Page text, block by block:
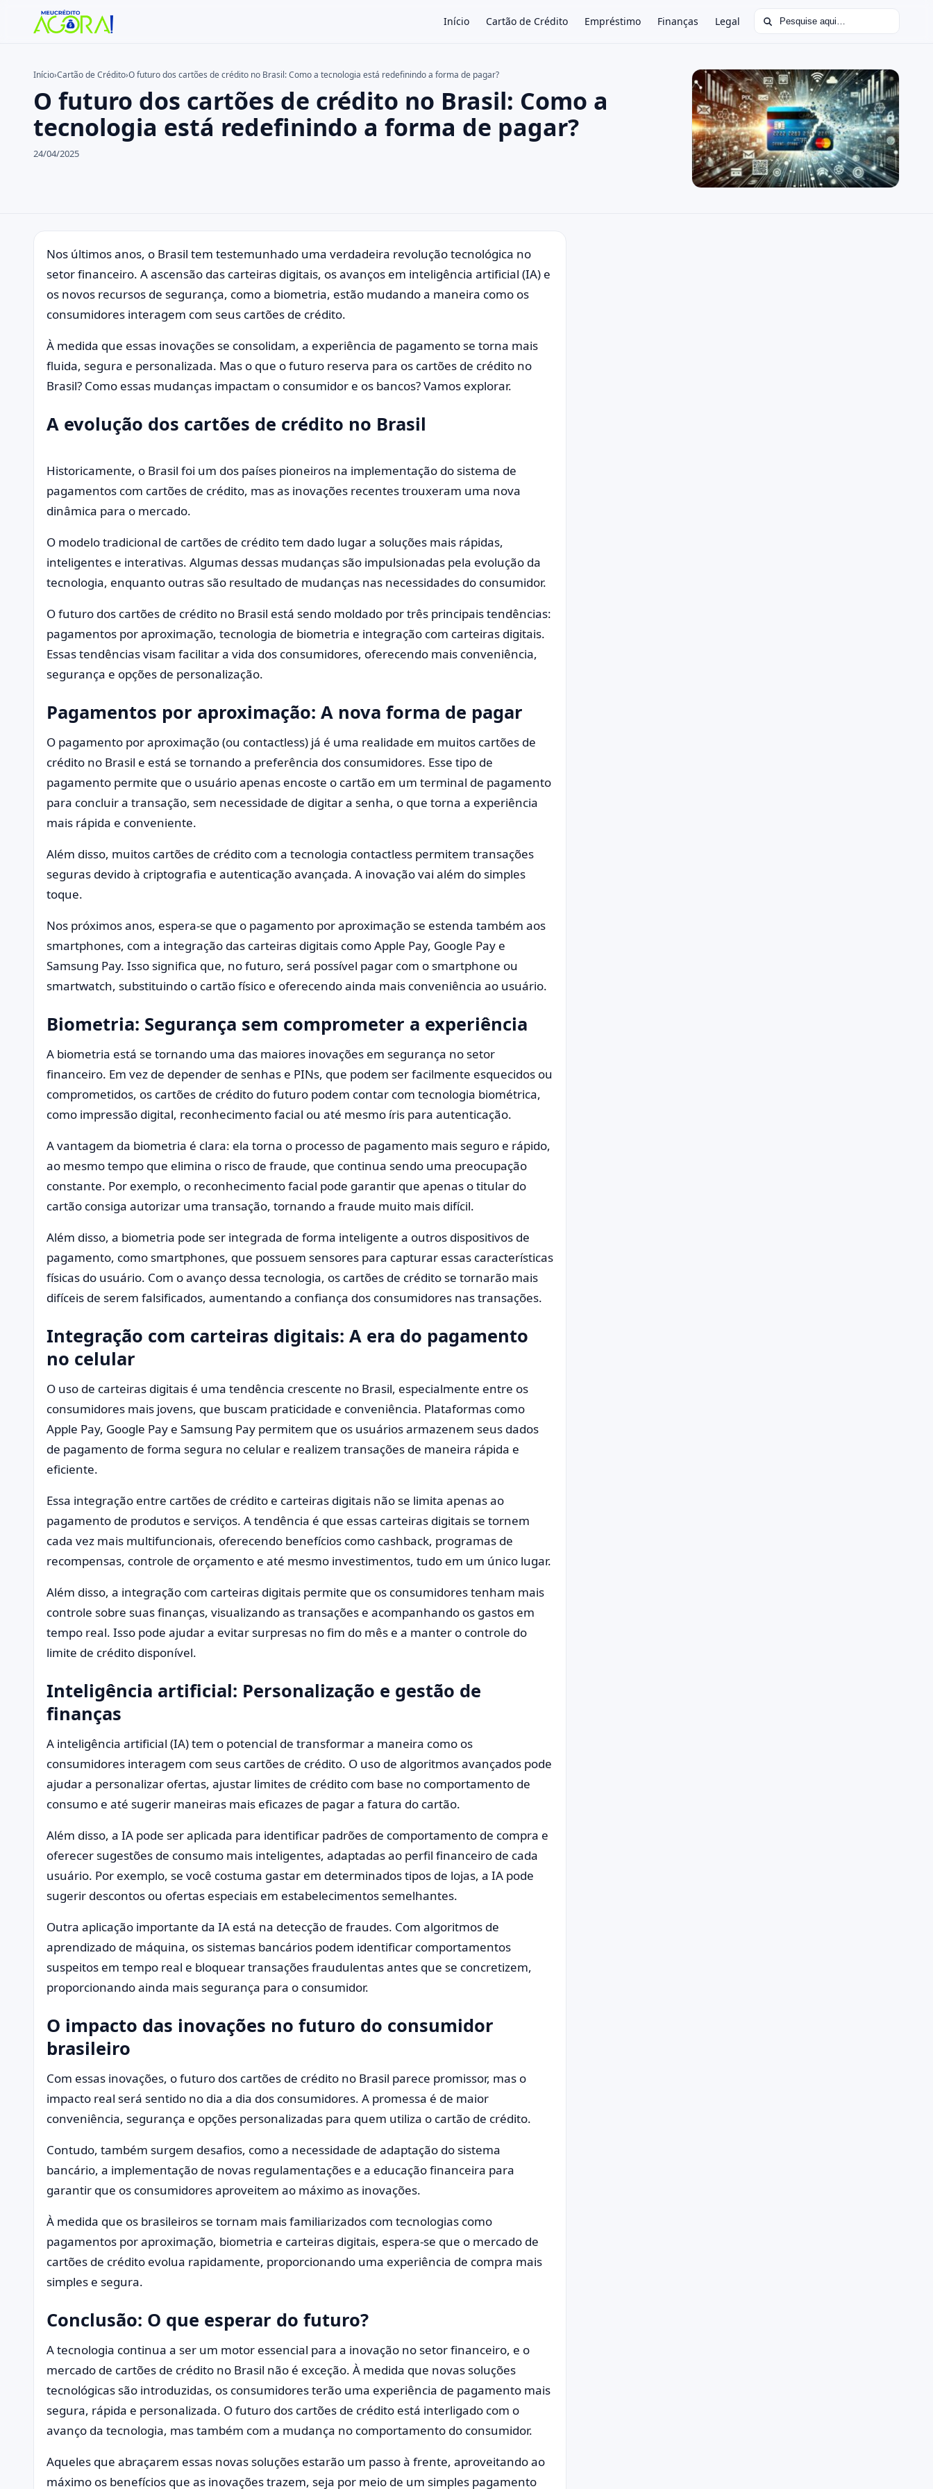
Início Cartão de Crédito Empréstimo Finanças Legal Buscar por:
Buscar no site ×
Buscar por:
Pressione Enter para buscar ou ESC para fechar.
Início›Cartão de Crédito›O futuro dos cartões de crédito no Brasil: Como a tecnologia está redefinindo a forma de pagar?
O futuro dos cartões de crédito no Brasil: Como a
tecnologia está redefinindo a forma de pagar?
24/04/2025
Nos últimos anos, o Brasil tem testemunhado uma verdadeira revolução tecnológica no
setor financeiro. A ascensão das carteiras digitais, os avanços em inteligência artificial (IA) e
os novos recursos de segurança, como a biometria, estão mudando a maneira como os
consumidores interagem com seus cartões de crédito.
À medida que essas inovações se consolidam, a experiência de pagamento se torna mais
fluida, segura e personalizada. Mas o que o futuro reserva para os cartões de crédito no
Brasil? Como essas mudanças impactam o consumidor e os bancos? Vamos explorar.
A evolução dos cartões de crédito no Brasil
Historicamente, o Brasil foi um dos países pioneiros na implementação do sistema de
pagamentos com cartões de crédito, mas as inovações recentes trouxeram uma nova
dinâmica para o mercado.
O modelo tradicional de cartões de crédito tem dado lugar a soluções mais rápidas,
inteligentes e interativas. Algumas dessas mudanças são impulsionadas pela evolução da
tecnologia, enquanto outras são resultado de mudanças nas necessidades do consumidor.
O futuro dos cartões de crédito no Brasil está sendo moldado por três principais tendências:
pagamentos por aproximação, tecnologia de biometria e integração com carteiras digitais.
Essas tendências visam facilitar a vida dos consumidores, oferecendo mais conveniência,
segurança e opções de personalização.
Pagamentos por aproximação: A nova forma de pagar
O pagamento por aproximação (ou contactless) já é uma realidade em muitos cartões de
crédito no Brasil e está se tornando a preferência dos consumidores. Esse tipo de
pagamento permite que o usuário apenas encoste o cartão em um terminal de pagamento
para concluir a transação, sem necessidade de digitar a senha, o que torna a experiência
mais rápida e conveniente.
Além disso, muitos cartões de crédito com a tecnologia contactless permitem transações
seguras devido à criptografia e autenticação avançada. A inovação vai além do simples
toque.
Nos próximos anos, espera-se que o pagamento por aproximação se estenda também aos
smartphones, com a integração das carteiras digitais como Apple Pay, Google Pay e
Samsung Pay. Isso significa que, no futuro, será possível pagar com o smartphone ou
smartwatch, substituindo o cartão físico e oferecendo ainda mais conveniência ao usuário.
Biometria: Segurança sem comprometer a experiência
A biometria está se tornando uma das maiores inovações em segurança no setor
financeiro. Em vez de depender de senhas e PINs, que podem ser facilmente esquecidos ou
comprometidos, os cartões de crédito do futuro podem contar com tecnologia biométrica,
como impressão digital, reconhecimento facial ou até mesmo íris para autenticação.
A vantagem da biometria é clara: ela torna o processo de pagamento mais seguro e rápido,
ao mesmo tempo que elimina o risco de fraude, que continua sendo uma preocupação
constante. Por exemplo, o reconhecimento facial pode garantir que apenas o titular do
cartão consiga autorizar uma transação, tornando a fraude muito mais difícil.
Além disso, a biometria pode ser integrada de forma inteligente a outros dispositivos de
pagamento, como smartphones, que possuem sensores para capturar essas características
físicas do usuário. Com o avanço dessa tecnologia, os cartões de crédito se tornarão mais
difíceis de serem falsificados, aumentando a confiança dos consumidores nas transações.
Integração com carteiras digitais: A era do pagamento
no celular
O uso de carteiras digitais é uma tendência crescente no Brasil, especialmente entre os
consumidores mais jovens, que buscam praticidade e conveniência. Plataformas como
Apple Pay, Google Pay e Samsung Pay permitem que os usuários armazenem seus dados
de pagamento de forma segura no celular e realizem transações de maneira rápida e
eficiente.
Essa integração entre cartões de crédito e carteiras digitais não se limita apenas ao
pagamento de produtos e serviços. A tendência é que essas carteiras digitais se tornem
cada vez mais multifuncionais, oferecendo benefícios como cashback, programas de
recompensas, controle de orçamento e até mesmo investimentos, tudo em um único lugar.
Além disso, a integração com carteiras digitais permite que os consumidores tenham mais
controle sobre suas finanças, visualizando as transações e acompanhando os gastos em
tempo real. Isso pode ajudar a evitar surpresas no fim do mês e a manter o controle do
limite de crédito disponível.
Inteligência artificial: Personalização e gestão de
finanças
A inteligência artificial (IA) tem o potencial de transformar a maneira como os
consumidores interagem com seus cartões de crédito. O uso de algoritmos avançados pode
ajudar a personalizar ofertas, ajustar limites de crédito com base no comportamento de
consumo e até sugerir maneiras mais eficazes de pagar a fatura do cartão.
Além disso, a IA pode ser aplicada para identificar padrões de comportamento de compra e
oferecer sugestões de consumo mais inteligentes, adaptadas ao perfil financeiro de cada
usuário. Por exemplo, se você costuma gastar em determinados tipos de lojas, a IA pode
sugerir descontos ou ofertas especiais em estabelecimentos semelhantes.
Outra aplicação importante da IA está na detecção de fraudes. Com algoritmos de
aprendizado de máquina, os sistemas bancários podem identificar comportamentos
suspeitos em tempo real e bloquear transações fraudulentas antes que se concretizem,
proporcionando ainda mais segurança para o consumidor.
O impacto das inovações no futuro do consumidor
brasileiro
Com essas inovações, o futuro dos cartões de crédito no Brasil parece promissor, mas o
impacto real será sentido no dia a dia dos consumidores. A promessa é de maior
conveniência, segurança e opções personalizadas para quem utiliza o cartão de crédito.
Contudo, também surgem desafios, como a necessidade de adaptação do sistema
bancário, a implementação de novas regulamentações e a educação financeira para
garantir que os consumidores aproveitem ao máximo as inovações.
À medida que os brasileiros se tornam mais familiarizados com tecnologias como
pagamentos por aproximação, biometria e carteiras digitais, espera-se que o mercado de
cartões de crédito evolua rapidamente, proporcionando uma experiência de compra mais
simples e segura.
Conclusão: O que esperar do futuro?
A tecnologia continua a ser um motor essencial para a inovação no setor financeiro, e o
mercado de cartões de crédito no Brasil não é exceção. À medida que novas soluções
tecnológicas são introduzidas, os consumidores terão uma experiência de pagamento mais
segura, rápida e personalizada. O futuro dos cartões de crédito está interligado com o
avanço da tecnologia, mas também com a mudança no comportamento do consumidor.
Aqueles que abraçarem essas novas soluções estarão um passo à frente, aproveitando ao
máximo os benefícios que as inovações trazem, seja por meio de um simples pagamento